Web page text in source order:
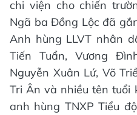
chi viện cho chiến
Ngã ba Đồng Lộc đã
Anh hùng LLVT nhân
Tiến Tuẩn, Vương
Nguyễn Xuân Lứ, Võ
Tri Ân và nhiều tên tuổi
anh hùng TNXP Tiểu